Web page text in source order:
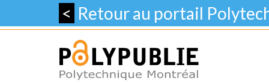
< Retour au portail